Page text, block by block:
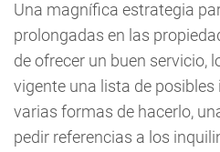
Una magnífica estrategia
prolongadas en las
de ofrecer un buen servicio,
vigente una lista de posibles
varias formas de hacerlo,
pedir referencias a los